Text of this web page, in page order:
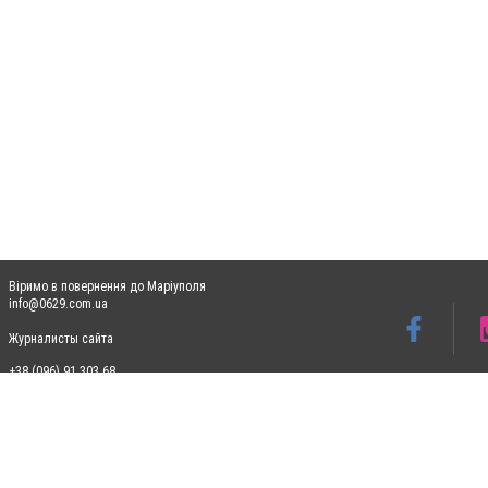
Віримо в повернення до Маріуполя
info@0629.com.ua
Журналисты сайта
+38 (096) 91 303 68